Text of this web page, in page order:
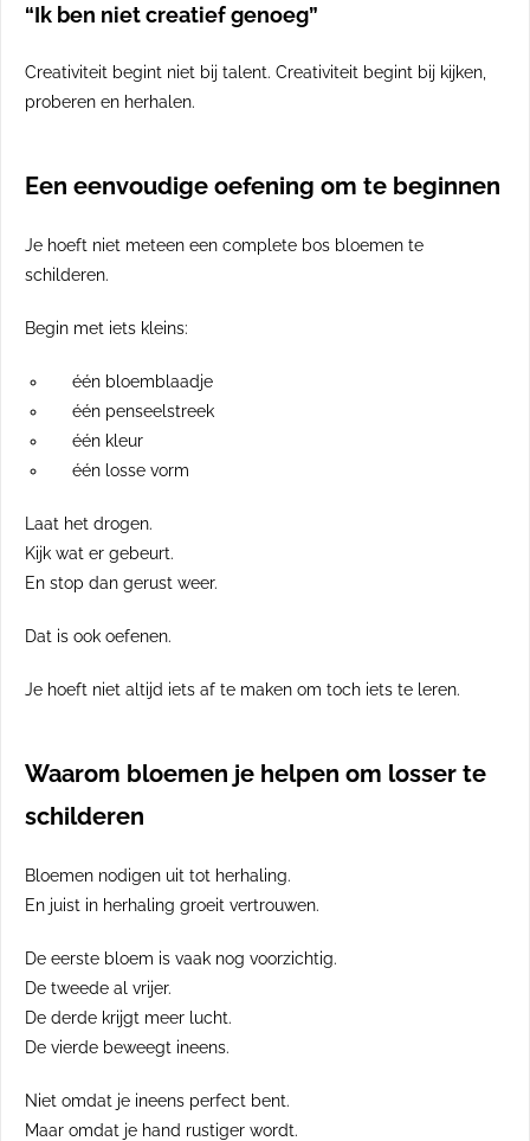
“Ik ben niet creatief genoeg”
Creativiteit begint niet bij talent. Creativiteit begint bij kijken,
proberen en herhalen.
Een eenvoudige oefening om te beginnen
Je hoeft niet meteen een complete bos bloemen te
schilderen.
Begin met iets kleins:
één bloemblaadje
één penseelstreek
één kleur
één losse vorm
Laat het drogen.
Kijk wat er gebeurt.
En stop dan gerust weer.
Dat is ook oefenen.
Je hoeft niet altijd iets af te maken om toch iets te leren.
Waarom bloemen je helpen om losser te
schilderen
Bloemen nodigen uit tot herhaling.
En juist in herhaling groeit vertrouwen.
De eerste bloem is vaak nog voorzichtig.
De tweede al vrijer.
De derde krijgt meer lucht.
De vierde beweegt ineens.
Niet omdat je ineens perfect bent.
Maar omdat je hand rustiger wordt.